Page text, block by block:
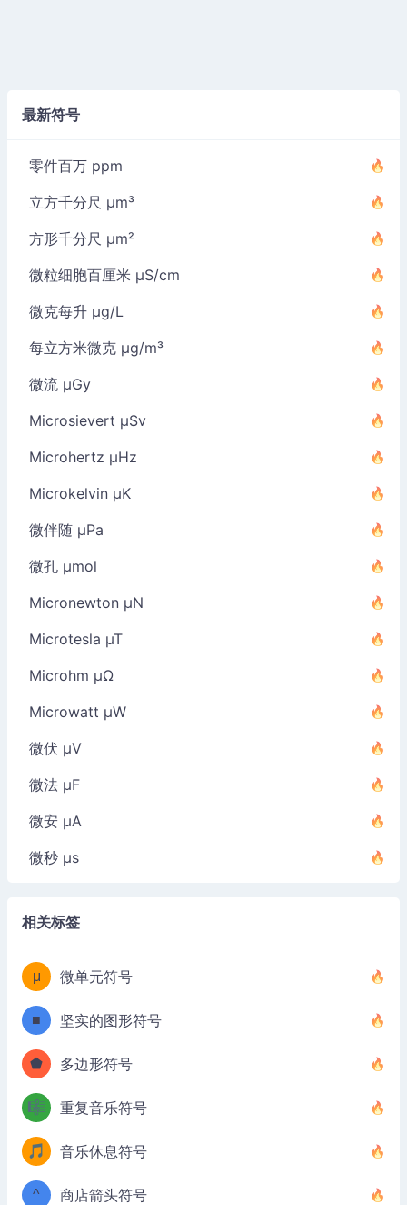
最新符号
零件百万 ppm
立方千分尺 µm³
方形千分尺 µm²
微粒细胞百厘米 µS/cm
微克每升 µg/L
每立方米微克 µg/m³
微流 µGy
Microsievert µSv
Microhertz µHz
Microkelvin µK
微伴随 µPa
微孔 µmol
Micronewton µN
Microtesla µT
Microhm µΩ
Microwatt µW
微伏 µV
微法 µF
微安 µA
微秒 µs
相关标签
μ 微单元符号
■ 坚实的图形符号
⬟ 多边形符号
🎼 重复音乐符号
🎵 音乐休息符号
^ 商店箭头符号